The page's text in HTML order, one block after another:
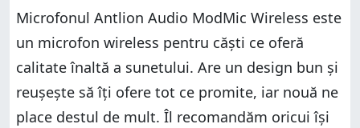
Microfonul Antlion Audio ModMic Wireless este
un microfon wireless pentru căști ce oferă
calitate înaltă a sunetului. Are un design bun și
reușește să îți ofere tot ce promite, iar nouă ne
place destul de mult. Îl recomandăm oricui își